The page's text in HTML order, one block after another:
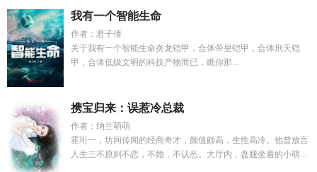
我有一个智能生命
作者：君子倩
关于我有一个智能生命炎龙铠甲，合体帝皇铠甲，合体刑天铠
甲，合体低级文明的科技产物而已，瞧你那...
携宝归来：误惹冷总裁
作者：纳兰萌萌
霍珩一，坊间传闻的经商奇才，颜值颇高，生性高冷。他曾放言
人生三不原则不恋，不婚，不认怂。大厅内，盘腿坐着的小萌...